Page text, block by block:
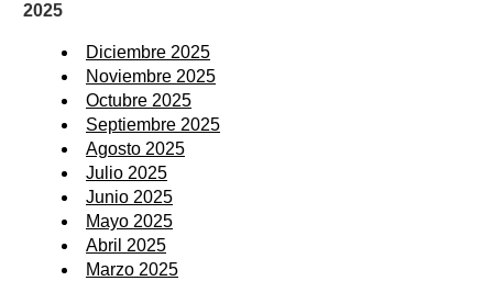
2025
Diciembre 2025
Noviembre 2025
Octubre 2025
Septiembre 2025
Agosto 2025
Julio 2025
Junio 2025
Mayo 2025
Abril 2025
Marzo 2025